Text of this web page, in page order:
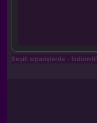
Seçili siparişlerde - İndirimli!